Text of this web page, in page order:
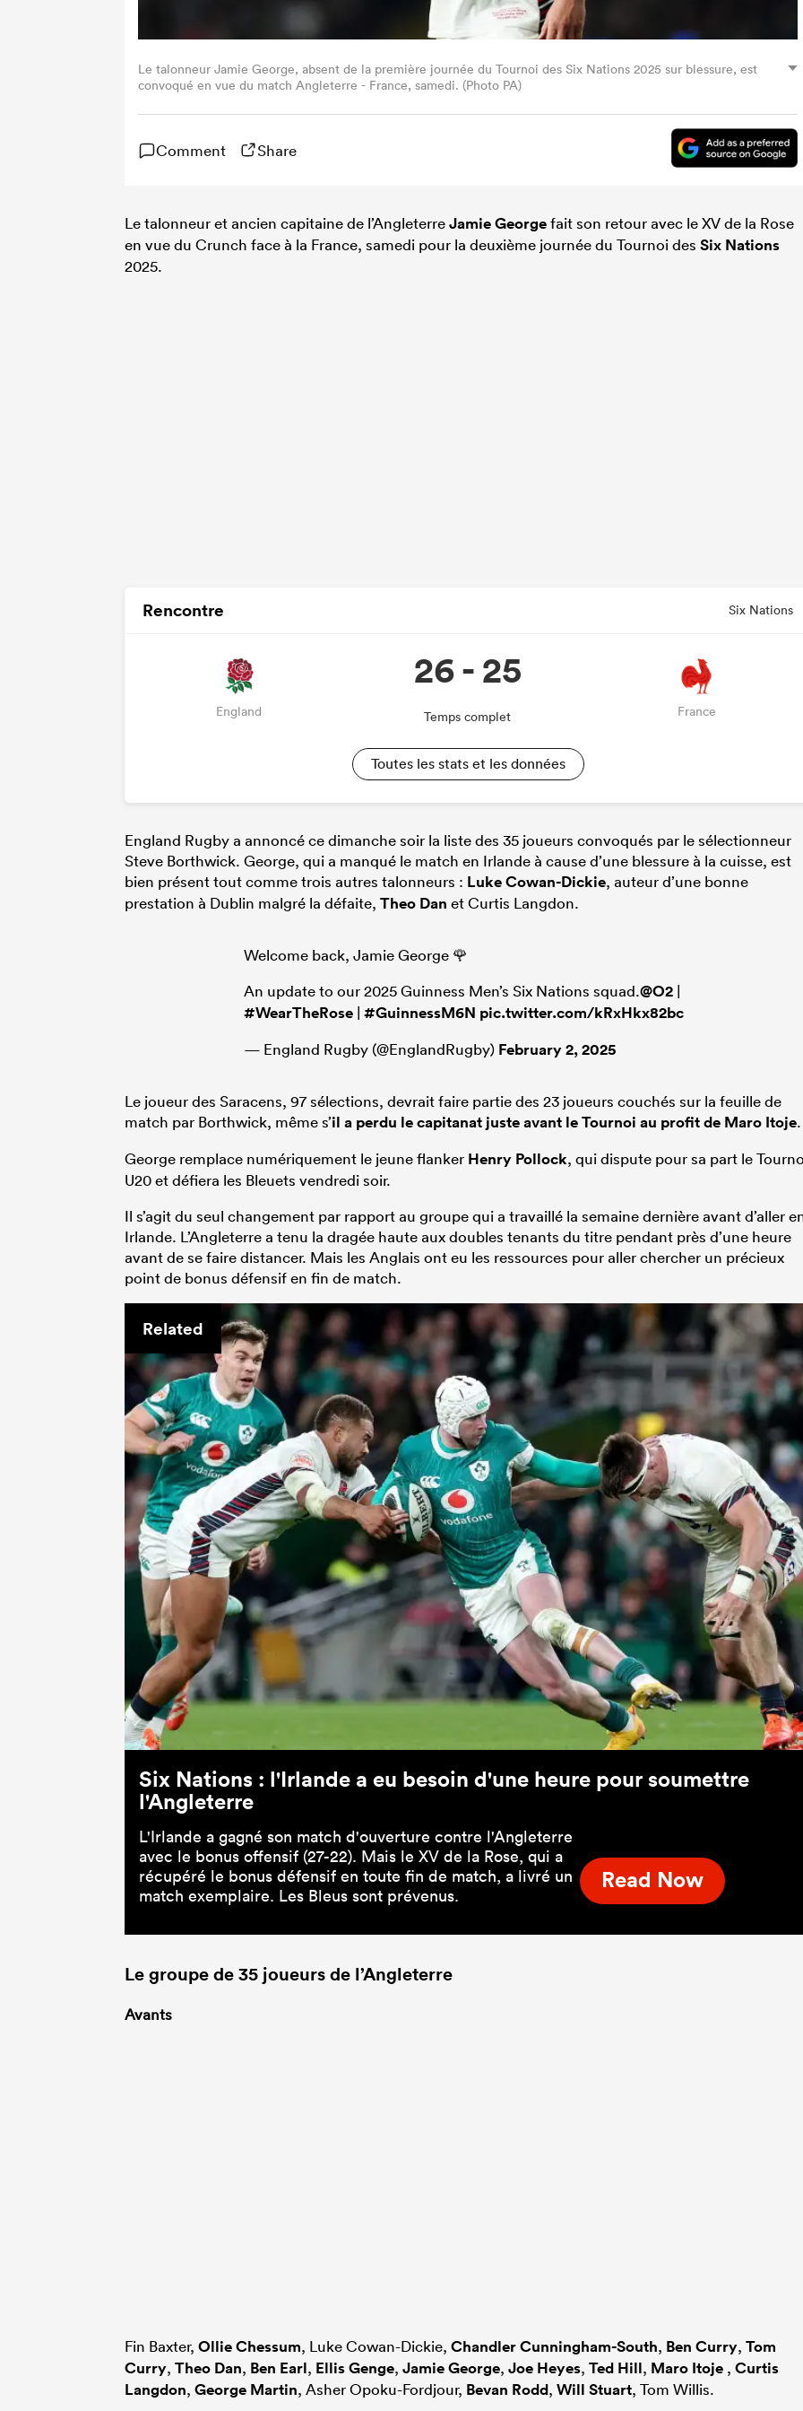
Le talonneur Jamie George, absent de la première journée du Tournoi des Six Nations 2025 sur blessure, est
convoqué en vue du match Angleterre - France, samedi. (Photo PA)
Comment Share
Le talonneur et ancien capitaine de l’AngleterreJamie Georgefait son retour avec le XV de la Rose
en vue du Crunch face à la France, samedi pour la deuxième journée du Tournoi des Six Nations
2025.
Rencontre Six Nations
England
26 - 25
Temps complet France
Toutes les stats et les données
England Rugby a annoncé ce dimanche soir la liste des 35 joueurs convoqués par le sélectionneur
Steve Borthwick. George, qui a manqué le match en Irlande à cause d’une blessure à la cuisse, est
bien présent tout comme trois autres talonneurs : Luke Cowan-Dickie, auteur d’une bonne
prestation à Dublin malgré la défaite, Theo Dan et Curtis Langdon.
Welcome back, Jamie George 🌹
An update to our 2025 Guinness Men’s Six Nations squad.@O2 |
#WearTheRose | #GuinnessM6N pic.twitter.com/kRxHkx82bc
— England Rugby (@EnglandRugby) February 2, 2025
Le joueur des Saracens, 97 sélections, devrait faire partie des 23 joueurs couchés sur la feuille de
match par Borthwick, même s’il a perdu le capitanat juste avant le Tournoi au profit de Maro Itoje.
George remplace numériquement le jeune flanker Henry Pollock, qui dispute pour sa part le
U20 et défiera les Bleuets vendredi soir.
Il s’agit du seul changement par rapport au groupe qui a travaillé la semaine dernière avant d’aller
Irlande. L’Angleterre a tenu la dragée haute aux doubles tenants du titre pendant près d’une heure
avant de se faire distancer. Mais les Anglais ont eu les ressources pour aller chercher un précieux
point de bonus défensif en fin de match.
Related
Six Nations : l'Irlande a eu besoin d'une heure pour soumettre
l'Angleterre
L'Irlande a gagné son match d'ouverture contre l'Angleterre
avec le bonus offensif (27-22). Mais le XV de la Rose, qui a
récupéré le bonus défensif en toute fin de match, a livré un
match exemplaire. Les Bleus sont prévenus.
Read Now
Le groupe de 35 joueurs de l’Angleterre
Avants
Fin Baxter, Ollie Chessum, Luke Cowan-Dickie, Chandler Cunningham-South, Ben Curry, Tom
Curry, Theo Dan, Ben Earl, Ellis Genge, Jamie George, Joe Heyes, Ted Hill, Maro Itoje , Curtis
Langdon, George Martin, Asher Opoku-Fordjour, Bevan Rodd, Will Stuart, Tom Willis.